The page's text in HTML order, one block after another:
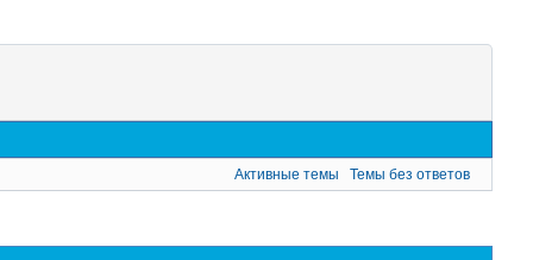
Активные темы Темы без ответов